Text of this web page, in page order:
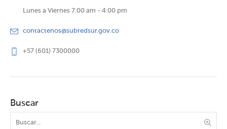
Lunes a Viernes 7:00 am - 4:00 pm
contactenos@subredsur.gov.co
+57 (601) 7300000
Buscar